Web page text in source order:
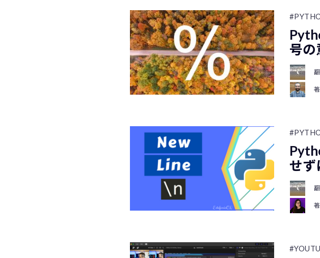
号の
せず